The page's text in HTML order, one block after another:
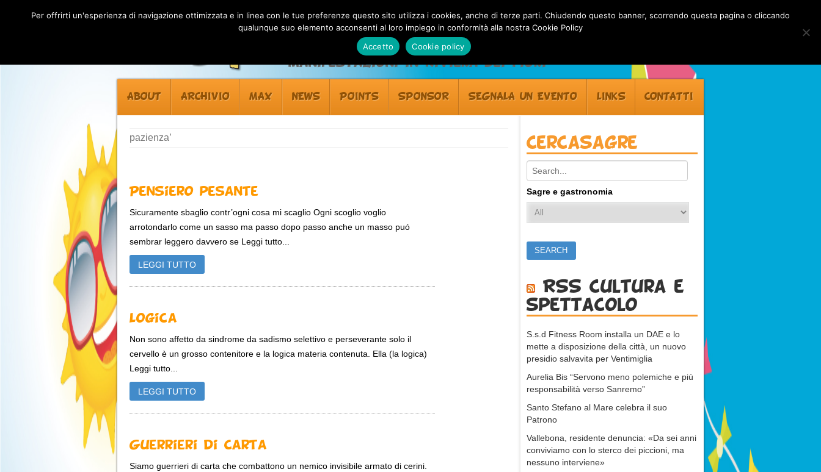
Manifestazioni in Riviera dei Fiori
ABOUT ARCHIVIO MAX NEWS POINTS SPONSOR SEGNALA UN EVENTO LINKS CONTATTI
pazienza’
Pensiero pesante
Sicuramente sbaglio contr’ogni cosa mi scaglio Ogni scoglio voglio
arrotondarlo come un sasso ma passo dopo passo anche un masso puó
sembrar leggero davvero se Leggi tutto...
LEGGI TUTTO
Logica
Non sono affetto da sindrome da sadismo selettivo e perseverante solo il
cervello è un grosso contenitore e la logica materia contenuta. Ella (la logica)
Leggi tutto...
LEGGI TUTTO
Guerrieri di Carta
Siamo guerrieri di carta che combattono un nemico invisibile armato di cerini.
Cercasagre
Search:
Sagre e gastronomia
RSS cultura e
spettacolo
S.s.d Fitness Room installa un DAE e lo
mette a disposizione della città, un nuovo
presidio salvavita per Ventimiglia
Aurelia Bis “Servono meno polemiche e più
responsabilità verso Sanremo”
Santo Stefano al Mare celebra il suo
Patrono
Vallebona, residente denuncia: «Da sei anni
conviviamo con lo sterco dei piccioni, ma
nessuno interviene»
Per offrirti un'esperienza di navigazione ottimizzata e in linea con le tue preferenze questo sito utilizza i cookies, anche di terze parti. Chiudendo questo banner, scorrendo questa pagina o cliccando
qualunque suo elemento acconsenti al loro impiego in conformità alla nostra Cookie Policy
Accetto
Cookie policy